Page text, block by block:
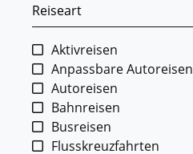
Reiseart
Aktivreisen
Anpassbare Autoreisen
Autoreisen
Bahnreisen
Busreisen
Flusskreuzfahrten